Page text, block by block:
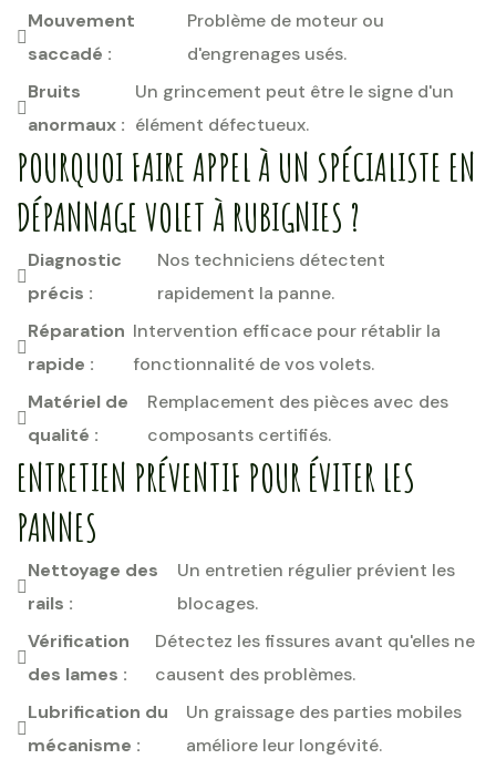
Mouvement
saccadé :
Problème de moteur ou
d'engrenages usés.
Bruits
anormaux :
Un grincement peut être le signe d'un
élément défectueux.
POURQUOI FAIRE APPEL À UN SPÉCIALISTE EN
DÉPANNAGE VOLET À RUBIGNIES ?
Diagnostic
précis :
Nos techniciens détectent
rapidement la panne.
Réparation
rapide :
Intervention efficace pour rétablir la
fonctionnalité de vos volets.
Matériel de
qualité :
Remplacement des pièces avec des
composants certifiés.
ENTRETIEN PRÉVENTIF POUR ÉVITER LES
PANNES
Nettoyage des
rails :
Un entretien régulier prévient les
blocages.
Vérification
des lames :
Détectez les fissures avant qu'elles ne
causent des problèmes.
Lubrification du
mécanisme :
Un graissage des parties mobiles
améliore leur longévité.